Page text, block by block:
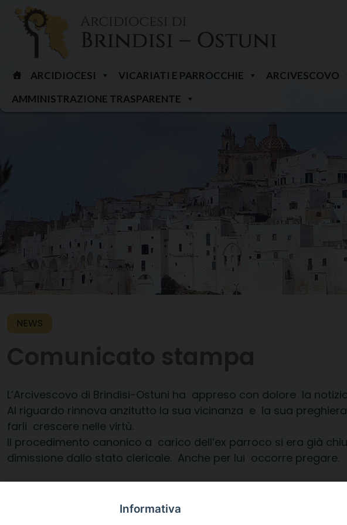
Skip
content
ARCIDIOCESI VICARIATI E PARROCCHIE ARCIVESCOVO
AMMINISTRAZIONE TRASPARENTE
NEWS
L’Arcivescovo di Brindisi-Ostuni ha appreso con dolore la
Al riguardo rinnova anzitutto la sua vicinanza e la sua
farli crescere nelle virtù.
Il procedimento canonico a carico dell’ex parroco si era già
dimissione dallo stato clericale. Anche per lui occorre pregare.
Informativa